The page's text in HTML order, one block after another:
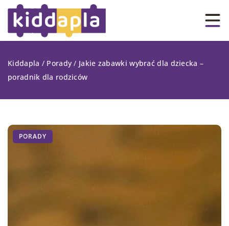
Kiddapla / Porady / Jakie zabawki wybrać dla dziecka –
poradnik dla rodziców
PORADY